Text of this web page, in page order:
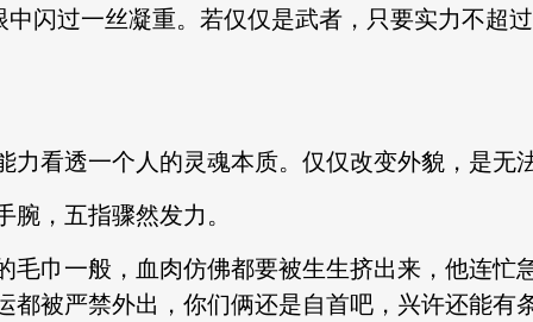
过一丝凝重。若仅仅是武者，只要实力不超
透一个人的灵魂本质。仅仅改变外貌，是无
，五指骤然发力。
一般，血肉仿佛都要被生生挤出来，他连忙
都被严禁外出，你们俩还是自首吧，兴许还能有